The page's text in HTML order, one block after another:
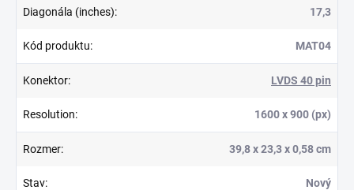
Diagonála (inches): 17,3
Kód produktu: MAT04
Konektor: LVDS 40 pin
Resolution: 1600 x 900 (px)
Rozmer: 39,8 x 23,3 x 0,58 cm
Stav: Nový